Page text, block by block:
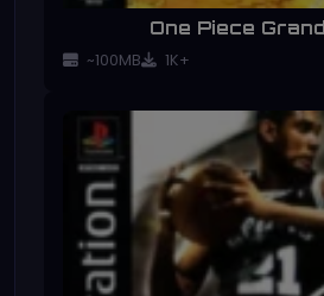
One Piece
~100MB 1K+